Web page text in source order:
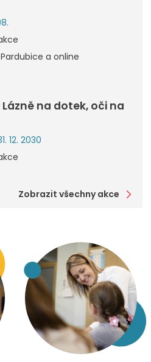
a online
na dotek, oči na
12. 2030
Zobrazit všechny akce